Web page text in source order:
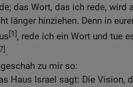
das Wort, das ich rede, wird
länger hinziehen. Denn in
[1], rede ich ein Wort und tue
.
zu mir so:
Haus Israel sagt: Die Vision,